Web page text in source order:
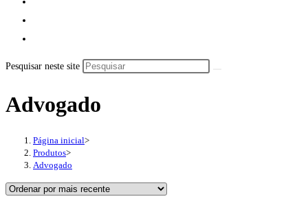
Pesquisar neste site
Advogado
Página inicial>
Produtos>
Advogado